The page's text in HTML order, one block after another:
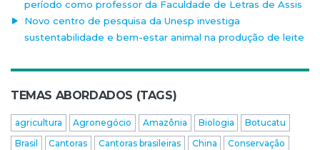
período como professor da Faculdade de Letras de Assis
Novo centro de pesquisa da Unesp investiga
sustentabilidade e bem-estar animal na produção de leite
TEMAS ABORDADOS (TAGS)
agricultura Agronegócio Amazônia Biologia
Botucatu
Brasil
Cantoras Cantoras brasileiras China
Conservação